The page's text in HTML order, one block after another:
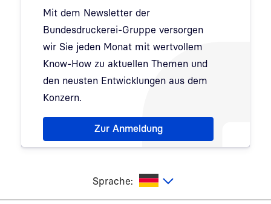
Mit dem Newsletter der
Bundesdruckerei-Gruppe versorgen
wir Sie jeden Monat mit wertvollem
Know-How zu aktuellen Themen und
den neusten Entwicklungen aus dem
Konzern.
Hinweis: Dialog zur Newsletter-Anmeldung wurde
Zur Anmeldung
Sprache: